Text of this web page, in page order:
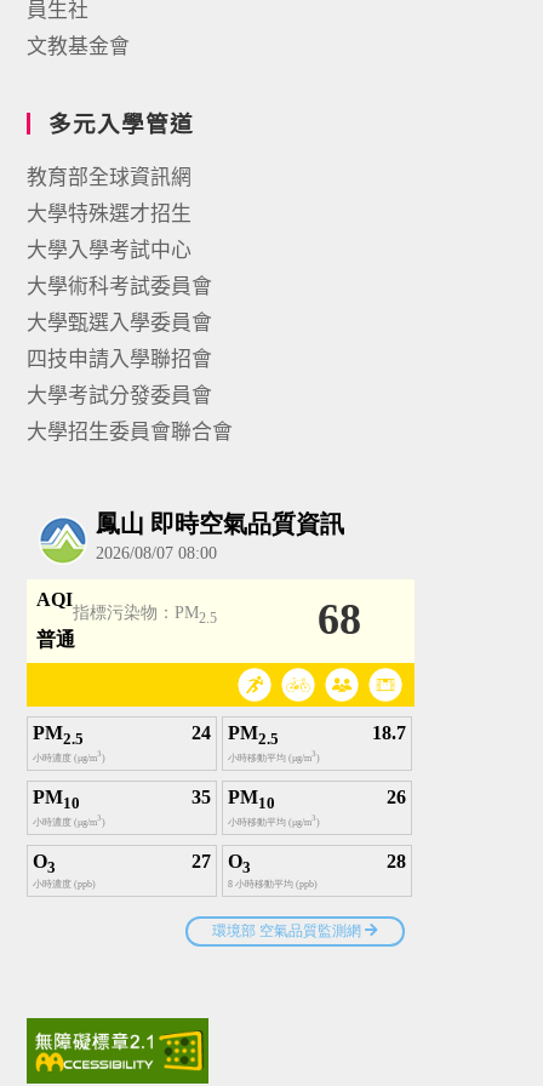
員生社
文教基金會
多元入學管道
教育部全球資訊網
大學特殊選才招生
大學入學考試中心
大學術科考試委員會
大學甄選入學委員會
四技申請入學聯招會
大學考試分發委員會
大學招生委員會聯合會